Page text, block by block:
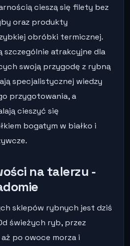
cieszą się filety bez
oraz produkty
obróbki termicznej.
szczególnie atrakcyjne dla
swoją przygodę z rybną
specjalistycznej wiedzy
przygotowania, a
cieszyć się
bogatym w białko i
na talerzu -
sklepów rybnych jest dziś
świeżych ryb, przez
po owoce morza i